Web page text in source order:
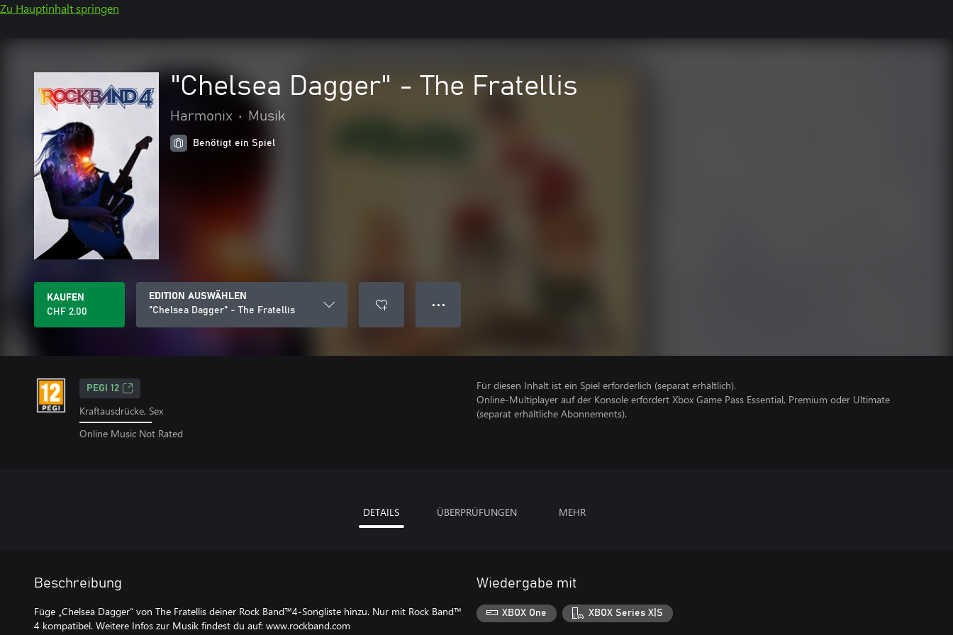
Zu Hauptinhalt springen
"Chelsea Dagger" - The Fratellis
Harmonix • Musik
Benötigt ein Spiel
KAUFEN
CHF 2.00
EDITION AUSWÄHLEN
"Chelsea Dagger" - The Fratellis
● ● ●
PEGI 12
Kraftausdrücke, Sex
Online Music Not Rated
Für diesen Inhalt ist ein Spiel erforderlich (separat erhältlich).
Online-Multiplayer auf der Konsole erfordert Xbox Game Pass Essential, Premium oder Ultimate
(separat erhältliche Abonnements).
DETAILS ÜBERPRÜFUNGEN MEHR
Beschreibung
Füge „Chelsea Dagger“ von The Fratellis deiner Rock Band™4-Songliste hinzu. Nur mit Rock Band™
4 kompatibel. Weitere Infos zur Musik findest du auf: www.rockband.com
Wiedergabe mit
XBOX One XBOX Series X|S